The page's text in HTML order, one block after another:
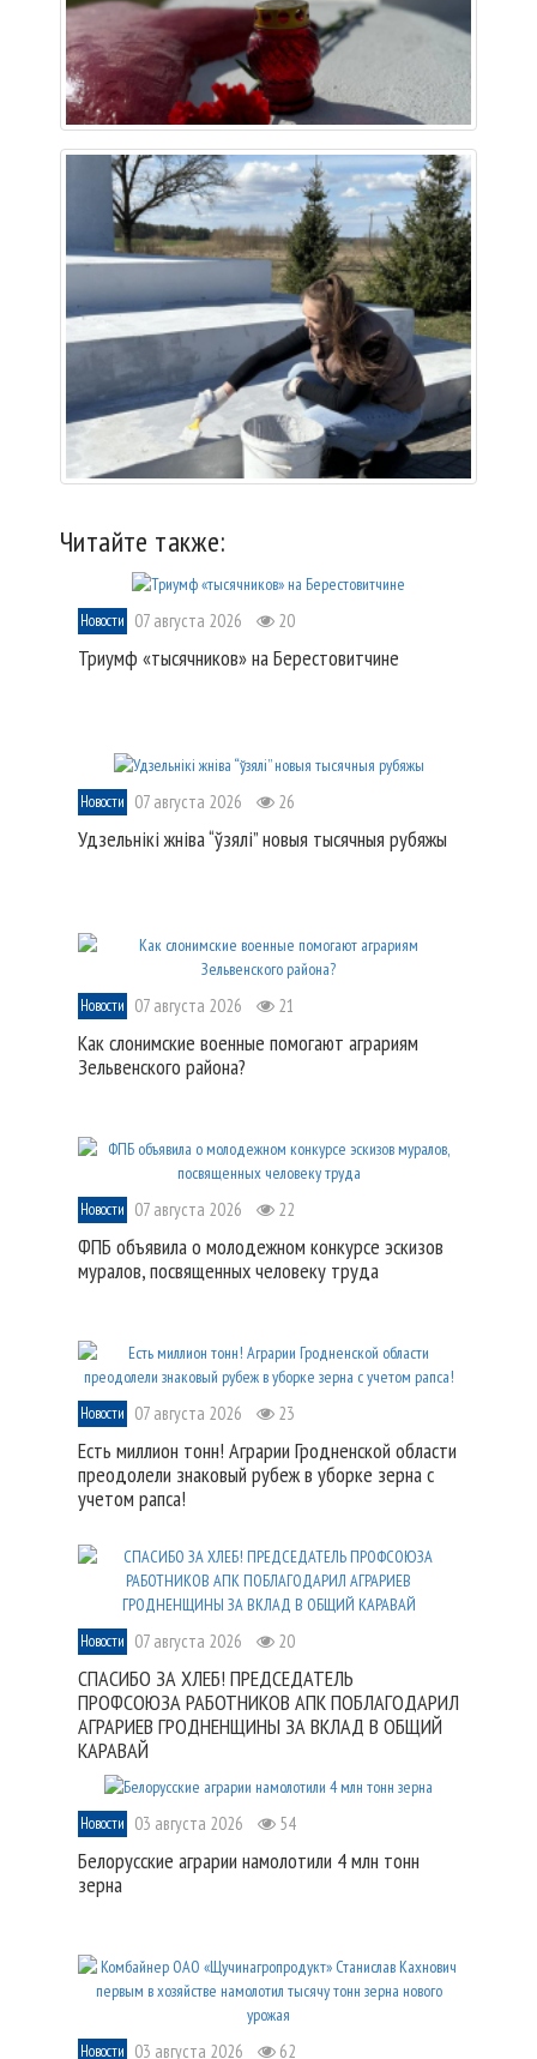
Читайте также:
Новости 07 августа 2026 20
Триумф «тысячников» на Берестовитчине
Новости 07 августа 2026 26
Удзельнікі жніва “ўзялі” новыя тысячныя рубяжы
Новости 07 августа 2026 21
Как слонимские военные помогают аграриям
Зельвенского района?
Новости 07 августа 2026 22
ФПБ объявила о молодежном конкурсе эскизов
муралов, посвященных человеку труда
Новости 07 августа 2026 23
Есть миллион тонн! Аграрии Гродненской области
преодолели знаковый рубеж в уборке зерна с
учетом рапса!
Новости 07 августа 2026 20
СПАСИБО ЗА ХЛЕБ! ПРЕДСЕДАТЕЛЬ
ПРОФСОЮЗА РАБОТНИКОВ АПК ПОБЛАГОДАРИЛ
АГРАРИЕВ ГРОДНЕНЩИНЫ ЗА ВКЛАД В ОБЩИЙ
КАРАВАЙ
Новости 03 августа 2026 54
Белорусские аграрии намолотили 4 млн тонн
зерна
Новости 03 августа 2026 62